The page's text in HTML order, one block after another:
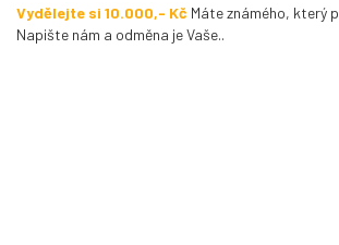
Vydělejte si 10.000,- Kč Máte známého, který
Napište nám a odměna je Vaše..